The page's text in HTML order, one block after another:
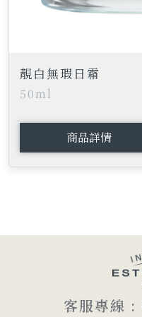
靚白無瑕日霜
50ml
商品詳情
客服專線